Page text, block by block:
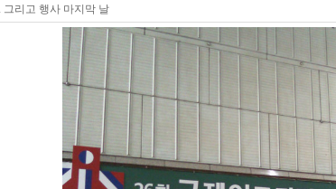
그리고 행사 마지막 날